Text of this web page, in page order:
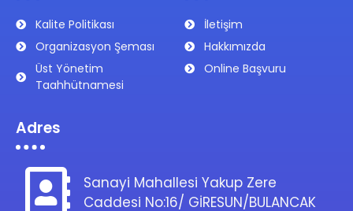
Kalite Politikası
Organizasyon Şeması
Üst Yönetim
Taahhütnamesi
İletişim
Hakkımızda
Online Başvuru
Adres
Sanayi Mahallesi Yakup Zere
Caddesi No:16/ GİRESUN/BULANCAK